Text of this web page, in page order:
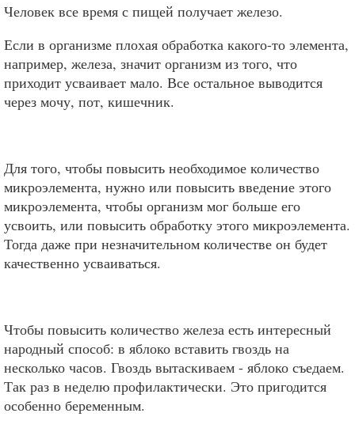
Человек все время с пищей получает железо.
Если в организме плохая обработка какого-то элемента,
например, железа, значит организм из того, что
приходит усваивает мало. Все остальное выводится
через мочу, пот, кишечник.
Для того, чтобы повысить необходимое количество
микроэлемента, нужно или повысить введение этого
микроэлемента, чтобы организм мог больше его
усвоить, или повысить обработку этого микроэлемента.
Тогда даже при незначительном количестве он будет
качественно усваиваться.
Чтобы повысить количество железа есть интересный
народный способ: в яблоко вставить гвоздь на
несколько часов. Гвоздь вытаскиваем - яблоко съедаем.
Так раз в неделю профилактически. Это пригодится
особенно беременным.